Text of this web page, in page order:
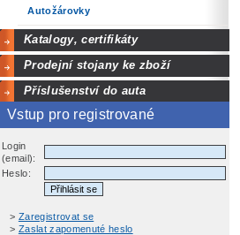
Autožárovky
Katalogy, certifikáty
Prodejní stojany ke zboží
Příslušenství do auta
Vstup pro registrované
Login
(email):
Heslo:
> Zaregistrovat se
> Zaslat zapomenuté heslo